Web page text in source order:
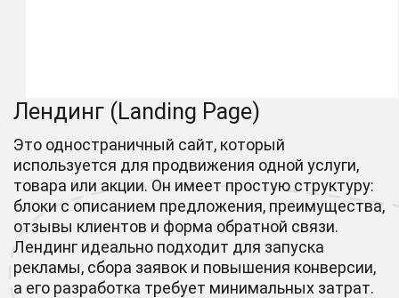
Лендинг (Landing Page)
Это одностраничный сайт, который
используется для продвижения одной услуги,
товара или акции. Он имеет простую структуру:
блоки с описанием предложения, преимущества,
отзывы клиентов и форма обратной связи.
Лендинг идеально подходит для запуска
рекламы, сбора заявок и повышения конверсии,
а его разработка требует минимальных затрат.